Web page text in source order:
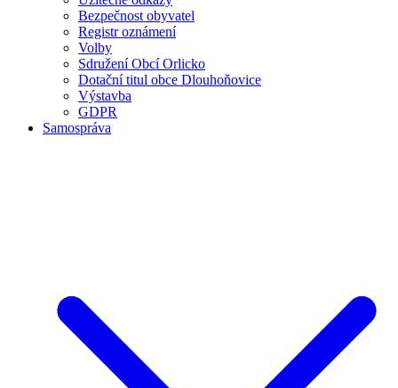
Bezpečnost obyvatel
Registr oznámení
Volby
Sdružení Obcí Orlicko
Dotační titul obce Dlouhoňovice
Výstavba
GDPR
Samospráva